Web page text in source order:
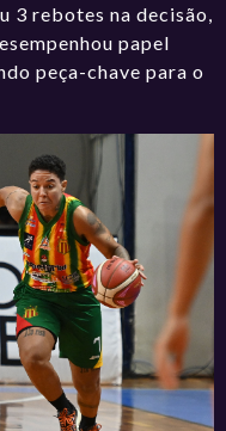
3 rebotes na decisão,
papel
peça-chave para o